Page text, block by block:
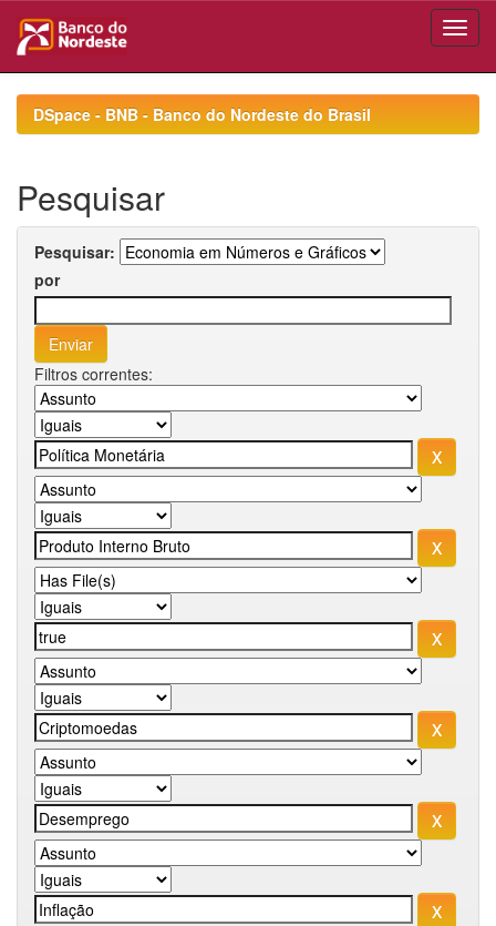
navigationDSpace - BNB - Banco do Nordeste do Brasil
Pesquisar
Pesquisar:
por
Filtros correntes: